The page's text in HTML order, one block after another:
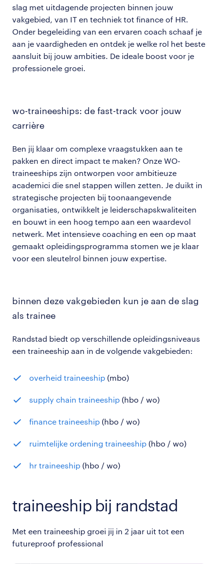
slag met uitdagende projecten binnen jouw
vakgebied, van IT en techniek tot finance of HR.
Onder begeleiding van een ervaren coach schaaf je
aan je vaardigheden en ontdek je welke rol het beste
aansluit bij jouw ambities. De ideale boost voor je
professionele groei.
wo-traineeships: de fast-track voor jouw
carrière
Ben jij klaar om complexe vraagstukken aan te
pakken en direct impact te maken? Onze WO-
traineeships zijn ontworpen voor ambitieuze
academici die snel stappen willen zetten. Je duikt in
strategische projecten bij toonaangevende
organisaties, ontwikkelt je leiderschapskwaliteiten
en bouwt in een hoog tempo aan een waardevol
netwerk. Met intensieve coaching en een op maat
gemaakt opleidingsprogramma stomen we je klaar
voor een sleutelrol binnen jouw expertise.
binnen deze vakgebieden kun je aan de slag
als trainee
Randstad biedt op verschillende opleidingsniveaus
een traineeship aan in de volgende vakgebieden:
overheid traineeship (mbo)
supply chain traineeship (hbo / wo)
finance traineeship (hbo / wo)
ruimtelijke ordening traineeship (hbo / wo)
hr traineeship (hbo / wo)
traineeship bij randstad
Met een traineeship groei jij in 2 jaar uit tot een
futureproof professional